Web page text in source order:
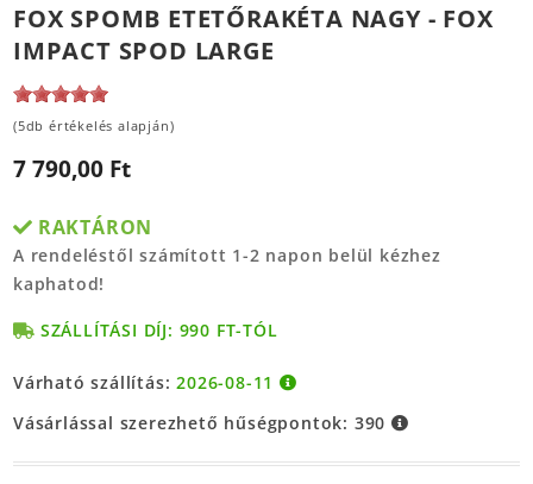
FOX SPOMB ETETŐRAKÉTA NAGY - FOX
IMPACT SPOD LARGE
(5db értékelés alapján)
7 790,00 Ft
RAKTÁRON
A rendeléstől számított 1-2 napon belül kézhez
kaphatod!
SZÁLLÍTÁSI DÍJ: 990 FT-TÓL
Várható szállítás:2026-08-11
Vásárlással szerezhető hűségpontok: 390